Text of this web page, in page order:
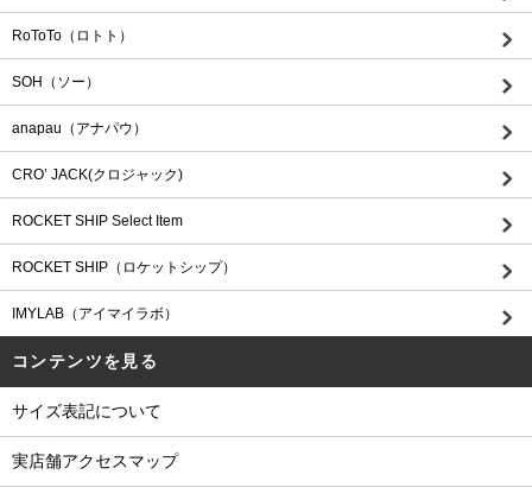
RoToTo（ロトト）
SOH（ソー）
anapau（アナパウ）
CRO’ JACK(クロジャック)
ROCKET SHIP Select Item
ROCKET SHIP（ロケットシップ）
IMYLAB（アイマイラボ）
コンテンツを見る
サイズ表記について
実店舗アクセスマップ